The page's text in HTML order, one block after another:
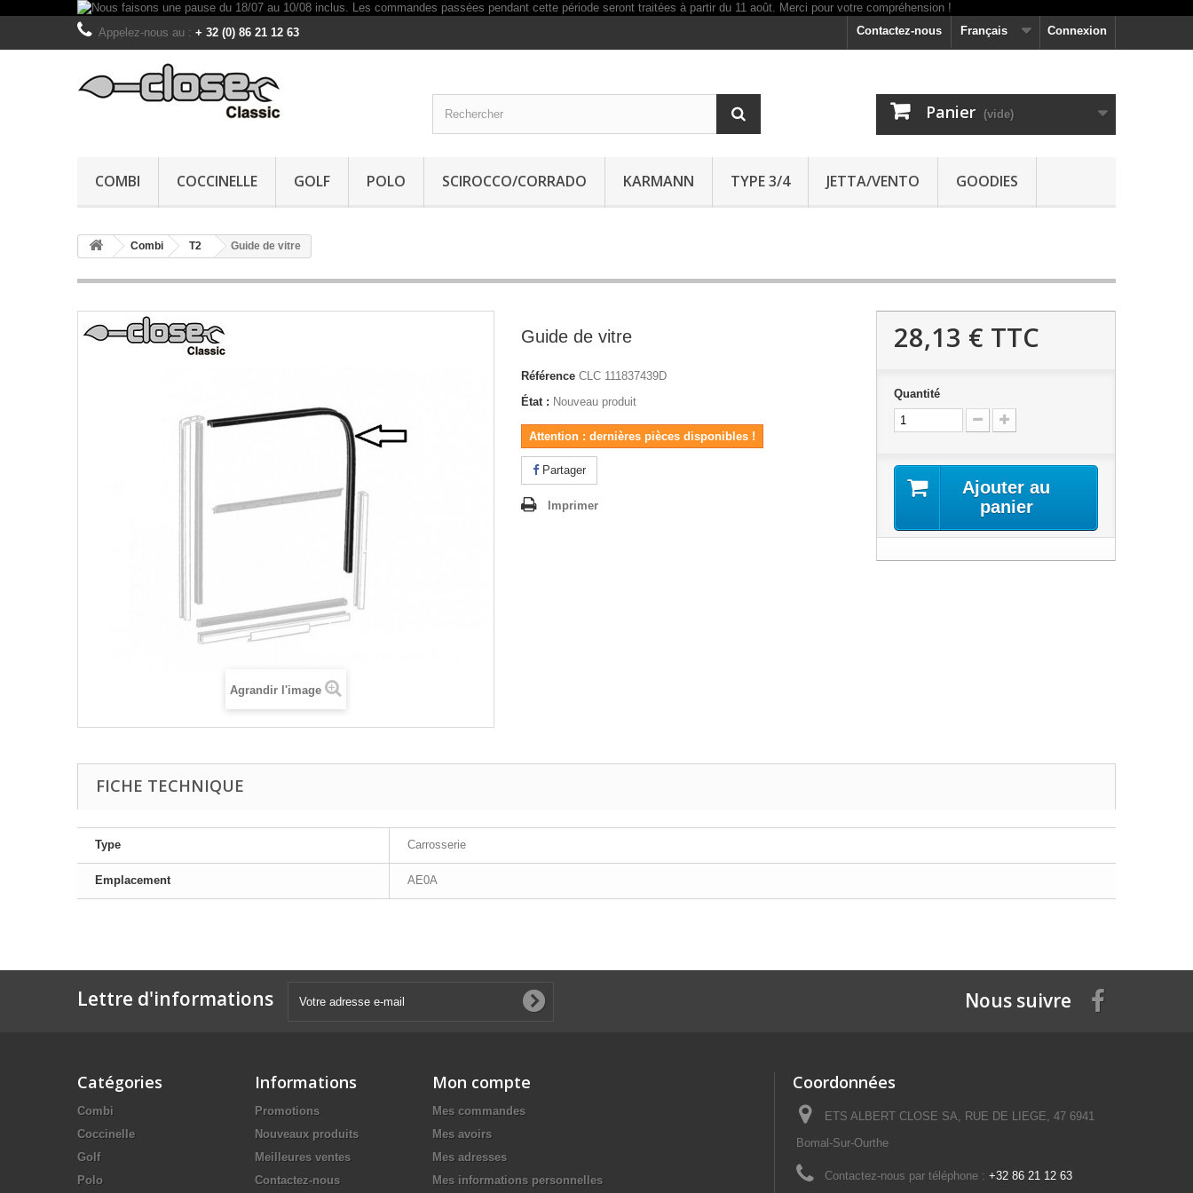
Connexion
Français
Contactez-nous
Appelez-nous au : + 32 (0) 86 21 12 63
Panier (vide)
COMBI COCCINELLE GOLF POLO SCIROCCO/CORRADO KARMANN TYPE 3/4 JETTA/VENTO GOODIES
Combi T2 Guide de vitre
Agrandir l'image
Guide de vitre
Référence CLC 111837439D
État : Nouveau produit
Attention : dernières pièces disponibles !
Partager
Imprimer
28,13 € TTC
Quantité
Ajouter au
panier
FICHE TECHNIQUE
Type Carrosserie
Emplacement AE0A
Lettre d'informations Nous suivre
Catégories
Combi
Coccinelle
Golf
Polo
Informations
Promotions
Nouveaux produits
Meilleures ventes
Contactez-nous
Mon compte
Mes commandes
Mes avoirs
Mes adresses
Mes informations personnelles
Coordonnées
ETS ALBERT CLOSE SA, RUE DE LIEGE, 47 6941
Bomal-Sur-Ourthe
Contactez-nous par téléphone : +32 86 21 12 63